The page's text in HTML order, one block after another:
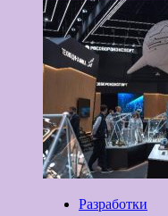
о
В
засадном
положении:
Минобороны
создает
мобильные
резервные
части
ПВО
Разработки